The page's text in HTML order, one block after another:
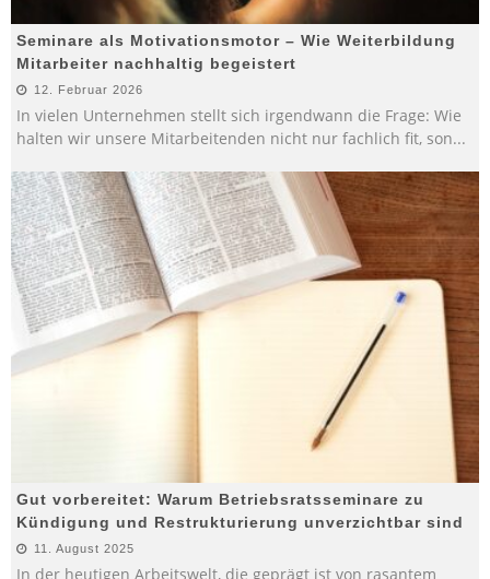
Seminare als Motivationsmotor – Wie Weiterbildung
Mitarbeiter nachhaltig begeistert
12. Februar 2026
In vielen Unternehmen stellt sich irgendwann die Frage: Wie
halten wir unsere Mitarbeitenden nicht nur fachlich fit, son...
Gut vorbereitet: Warum Betriebsratsseminare zu
Kündigung und Restrukturierung unverzichtbar sind
11. August 2025
In der heutigen Arbeitswelt, die geprägt ist von rasantem